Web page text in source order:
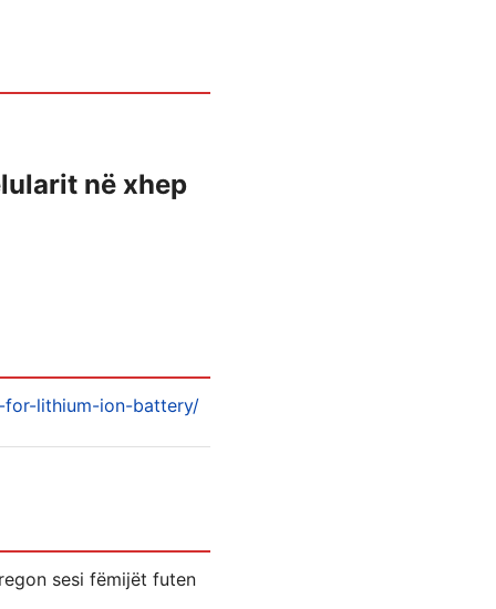
në xhep
for-lithium-ion-battery/
sesi fëmijët futen